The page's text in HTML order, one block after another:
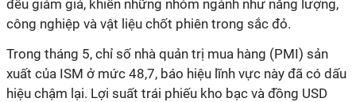
đều giảm giá, khiến những nhóm ngành như năng lượng,
công nghiệp và vật liệu chốt phiên trong sắc đỏ.
Trong tháng 5, chỉ số nhà quản trị mua hàng (PMI) sản
xuất của ISM ở mức 48,7, báo hiệu lĩnh vực này đã có dấu
hiệu chậm lại. Lợi suất trái phiếu kho bạc và đồng USD